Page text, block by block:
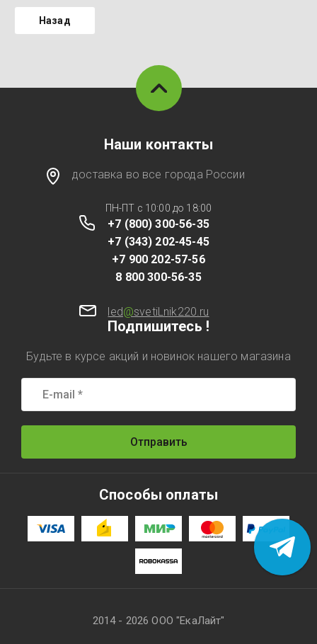
Назад
Наши контакты
доставка во все города России
ПН-ПТ с 10:00 до 18:00
+7 (800) 300-56-35
+7 (343) 202-45-45
+7 900 202-57-56
8 800 300-56-35
led@svetiLnik220.ru
Подпишитесь !
Будьте в курсе акций и новинок нашего магазина
Отправить
Способы оплаты
2014 - 2026 ООО "ЕкаЛайт"